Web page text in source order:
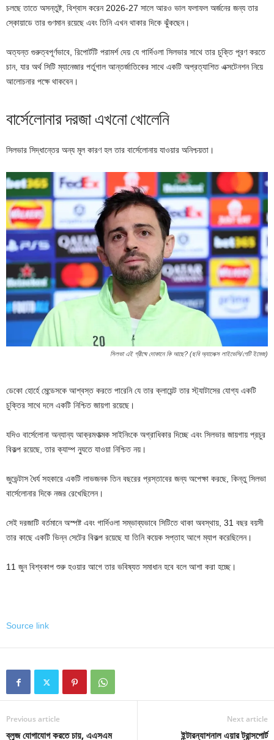
চলছে তাতে অসন্তুষ্ট, বিশ্বাস করেন 2026-27 সালে আরও ভাল ফলাফল অর্জনের জন্য তার
স্কোয়াডে তার গুণমান রয়েছে এবং তিনি এখন থাকার দিকে ঝুঁকছেন।
অত্যন্ত গুরুত্বপূর্ণভাবে, রিপোর্টটি পরামর্শ দেয় যে গার্দিওলা সিলভার সাথে তার চুক্তি পূরণ করতে
চান, যার অর্থ সিটি ম্যানেজার পর্তুগাল আন্তর্জাতিকের সাথে একটি অপ্রত্যাশিত এক্সটেনশন নিয়ে
আলোচনার পক্ষে থাকবেন।
বার্সেলোনার দরজা এখনো খোলেনি
সিলভার সিদ্ধান্তের অন্য মূল কারণ হল তার বার্সেলোনায় যাওয়ার অনিশ্চয়তা।
সিলভা এই গ্রীষ্মে দোকানে কি আছে? (ছবি অ্যালেক্স লাইভেসি/গেটি ইমেজ)
ডেকো হোর্হে মেন্ডেসকে আশ্বস্ত করতে পারেনি যে তার ক্লায়েন্ট তার স্ট্যাটাসের যোগ্য একটি
চুক্তির সাথে দলে একটি নিশ্চিত জায়গা রয়েছে।
যদিও বার্সেলোনা অন্যান্য আক্রমণাত্মক সাইনিংকে অগ্রাধিকার দিচ্ছে এবং সিলভার জায়গায় প্রচুর
বিকল্প রয়েছে, তার ক্যাম্প ন্যুতে যাওয়া নিশ্চিত নয়।
জুভেন্টাস ধৈর্য সহকারে একটি লাভজনক তিন বছরের প্রস্তাবের জন্য অপেক্ষা করছে, কিন্তু সিলভা
বার্সেলোনার দিকে নজর রেখেছিলেন।
সেই দরজাটি বর্তমানে অস্পষ্ট এবং গার্দিওলা সম্ভাব্যভাবে সিটিতে থাকা অবস্থায়, 31 বছর বয়সী
তার কাছে একটি ভিন্ন সেটের বিকল্প রয়েছে যা তিনি কয়েক সপ্তাহ আগে ম্যাপ করেছিলেন।
11 জুন বিশ্বকাপ শুরু হওয়ার আগে তার ভবিষ্যত সমাধান হবে বলে আশা করা হচ্ছে।
Source link
Previous article
ব্লুজ যোগাযোগ করতে চায়, এএসএম
Next article
ইন্টারন্যাশনাল এয়ার ট্রান্সপোর্ট